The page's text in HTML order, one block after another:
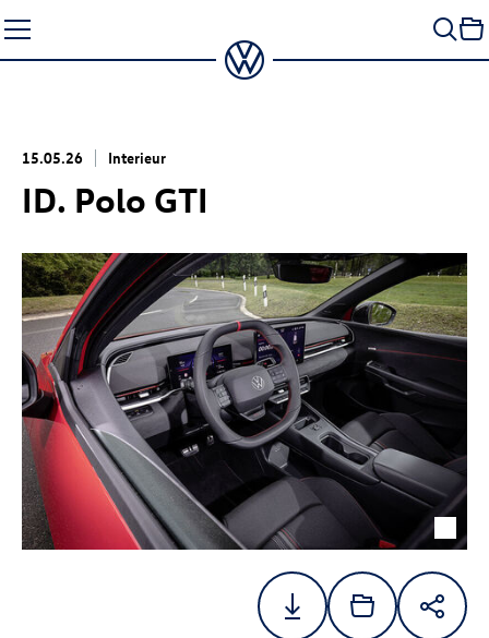
Seiteninhalt
springen
15.05.26 Interieur
ID. Polo GTI